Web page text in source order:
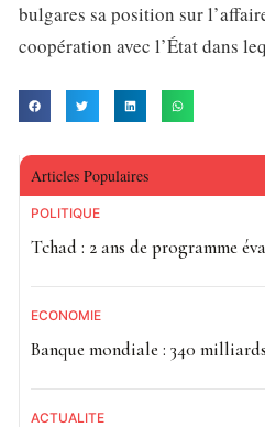
bulgares sa position sur
coopération avec l’État dans
Articles Populaires
POLITIQUE
Tchad : 2 ans de programme
ECONOMIE
Banque mondiale : 340
ACTUALITE